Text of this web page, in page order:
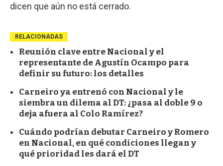
dicen que aún no está cerrado.
RELACIONADAS
Reunión clave entre Nacional y el
representante de Agustín Ocampo para
definir su futuro: los detalles
Carneiro ya entrenó con Nacional y le
siembra un dilema al DT: ¿pasa al doble 9 o
deja afuera al Colo Ramírez?
Cuándo podrían debutar Carneiro y Romero
en Nacional, en qué condiciones llegan y
qué prioridad les dará el DT